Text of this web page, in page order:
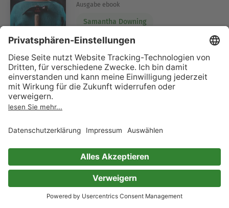
Ausgabe ebook
Samantha Downing
39 Bewertungen
Das Rot der Stiefmütterchen
Susanne Arnold
Miss Emily und die Schatten der
Vergangenheit